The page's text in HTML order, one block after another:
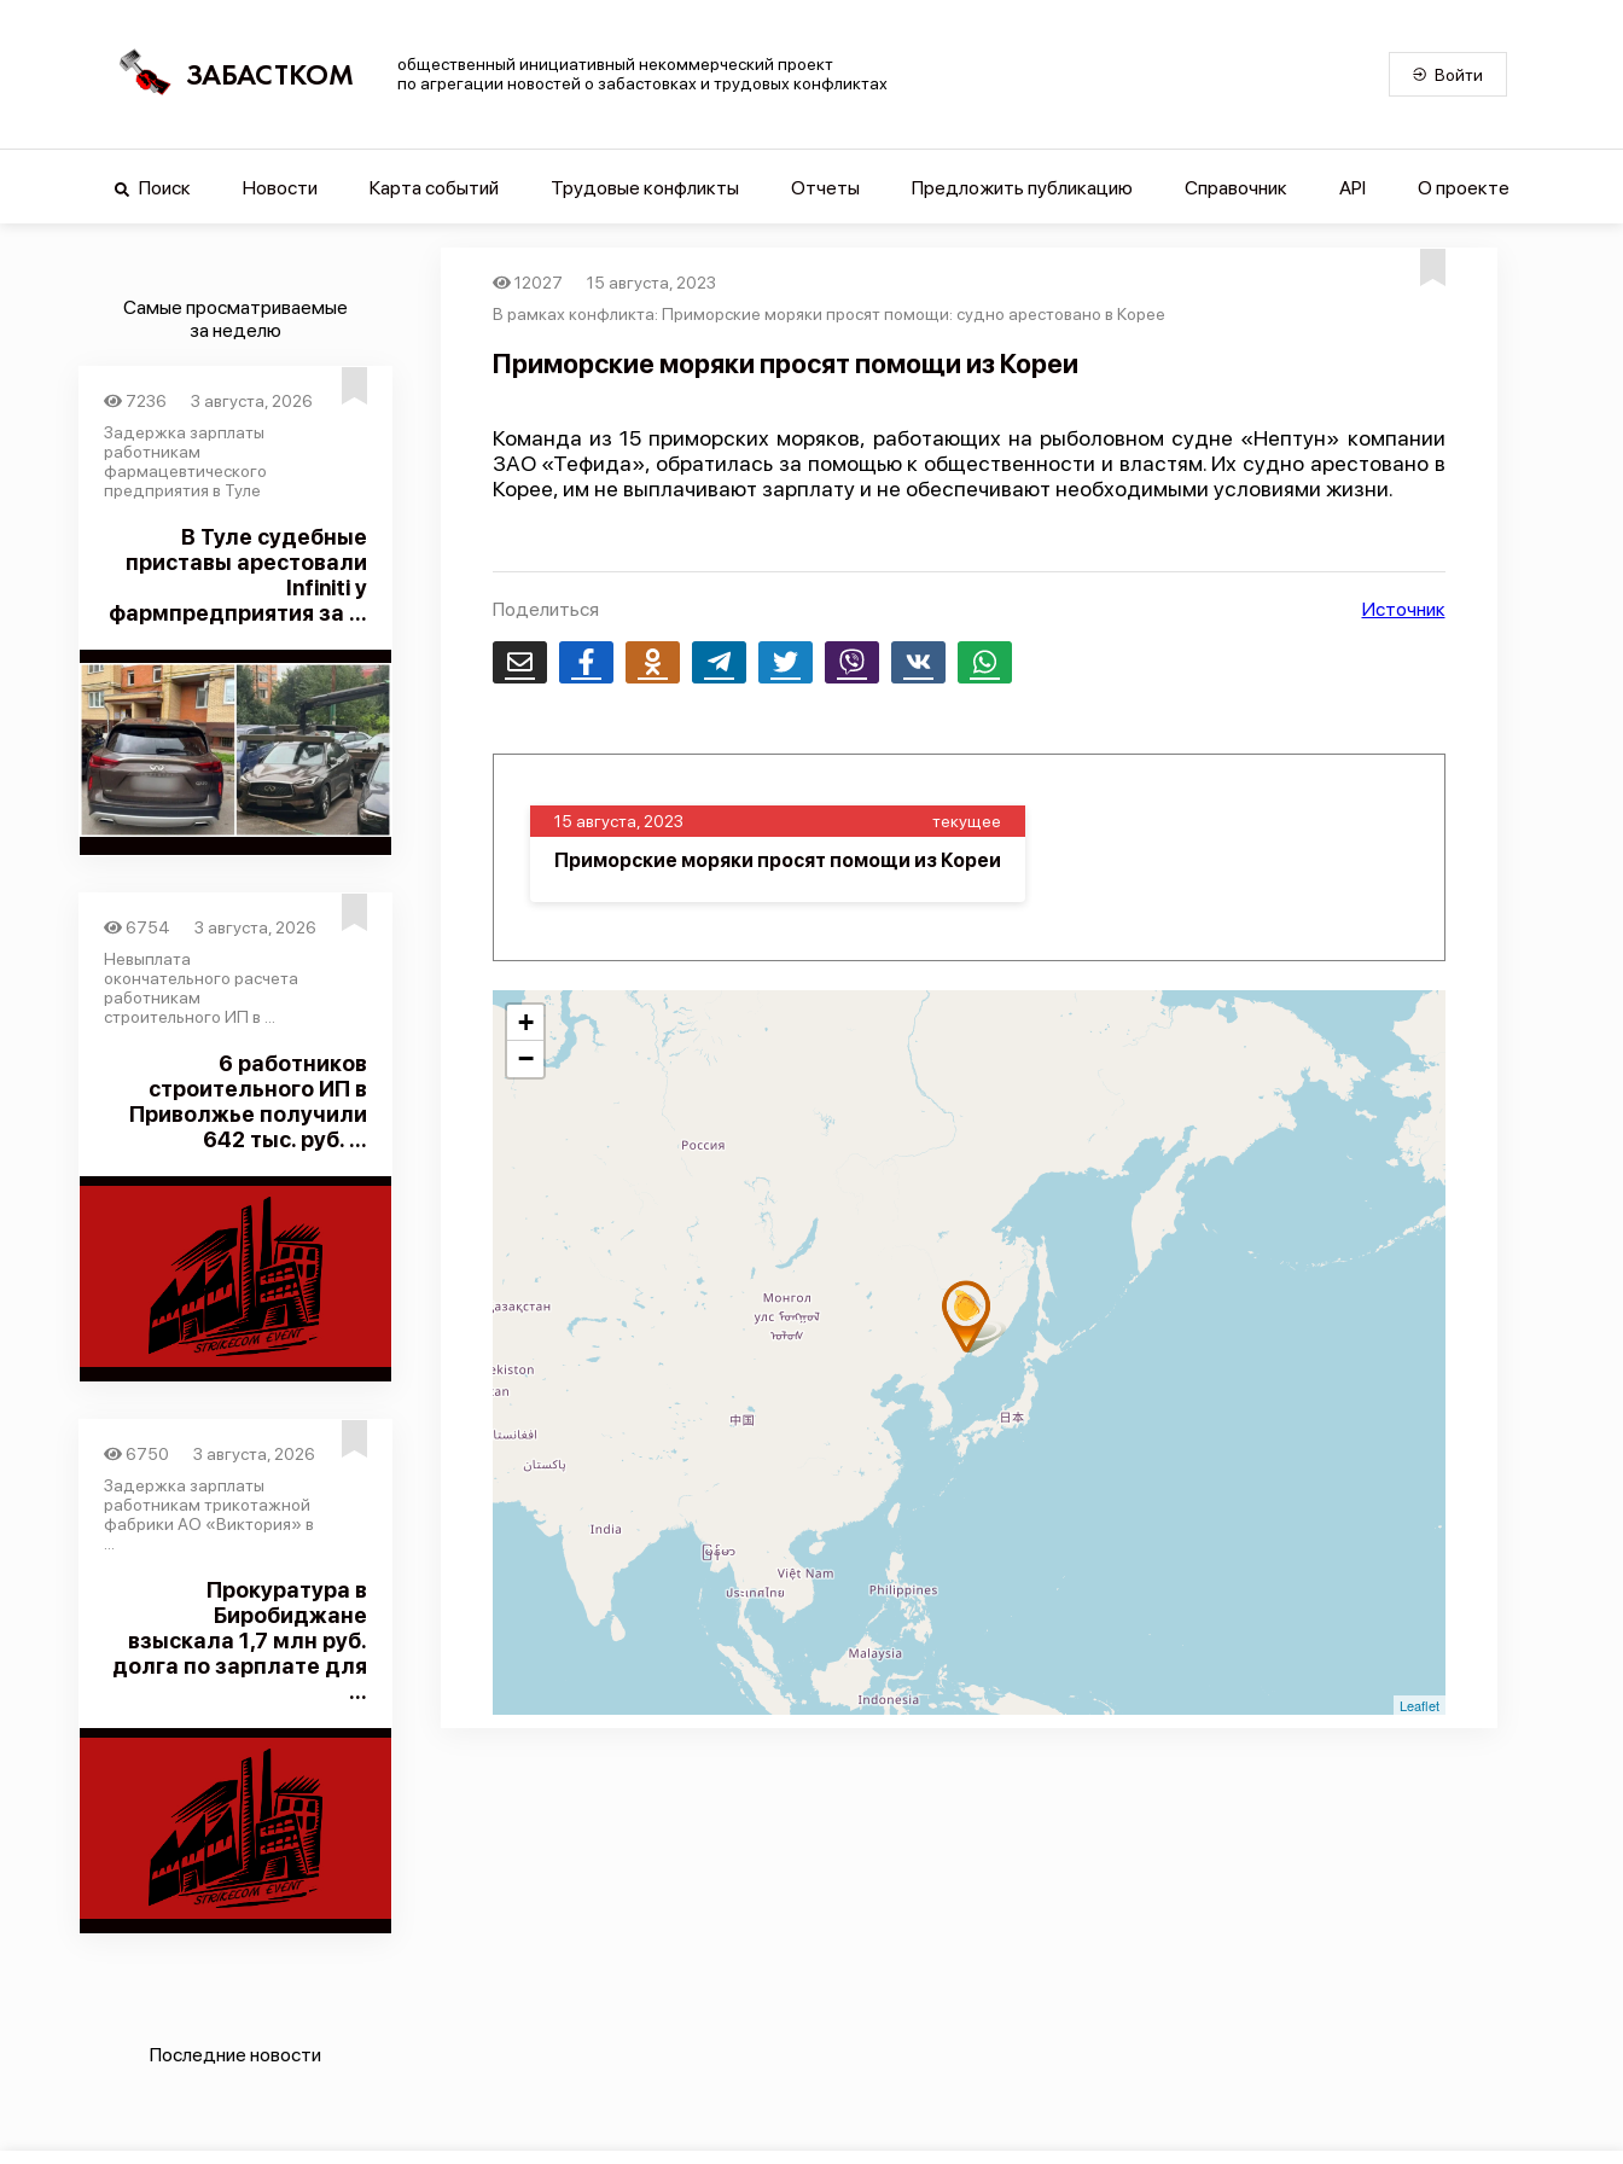
ЗАБАСТКОМ
общественный инициативный некоммерческий проект
по агрегации новостей о забастовках и трудовых конфликтах
Войти
Поиск Новости Карта событий Трудовые конфликты Отчеты Предложить публикацию Справочник API О проекте
Самые просматриваемые
за неделю
7236
3 августа, 2026
Задержка зарплаты
работникам
фармацевтического
предприятия в Туле
В Туле судебные
приставы арестовали
Infiniti у
фармпредприятия за ...
6754
3 августа, 2026
Невыплата
окончательного расчета
работникам
строительного ИП в ...
6 работников
строительного ИП в
Приволжье получили
642 тыс. руб. ...
6750
3 августа, 2026
Задержка зарплаты
работникам трикотажной
фабрики АО «Виктория» в
Прокуратура в
Биробиджане
взыскала 1,7 млн руб.
долга по зарплате для
...
Последние новости
12027
15 августа, 2023
В рамках конфликта: Приморские моряки просят помощи: судно арестовано в Корее
Приморские моряки просят помощи из Кореи
Команда из 15 приморских моряков, работающих на рыболовном судне «Нептун» компании
ЗАО «Тефида», обратилась за помощью к общественности и властям. Их судно арестовано в
Корее, им не выплачивают зарплату и не обеспечивают необходимыми условиями жизни.
Поделиться
Email FacebookOdnoklassnikiTelegram Twitter Viber Whatsapp
Источник
15 августа, 2023 текущее
Приморские моряки просят помощи из Кореи
+
−
Leaflet